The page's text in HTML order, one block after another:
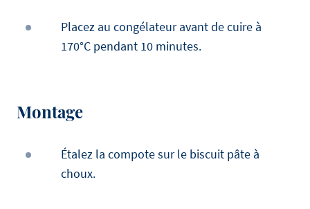
Placez au congélateur avant de cuire à
170°C pendant 10 minutes.
Montage
Étalez la compote sur le biscuit pâte à
choux.